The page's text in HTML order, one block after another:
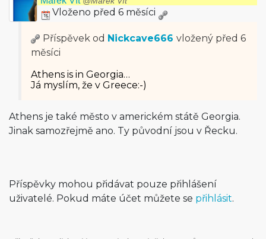
Vloženo před 6 měsíci
Příspěvek od Nickcave666 vložený před 6
měsíci
Athens is in Georgia…
Já myslím, že v Greece:-)
Athens je také město v americkém státě Georgia.
Jinak samozřejmě ano. Ty původní jsou v Řecku.
Příspěvky mohou přidávat pouze přihlášení
uživatelé. Pokud máte účet můžete se přihlásit.